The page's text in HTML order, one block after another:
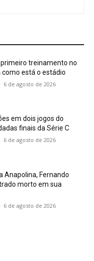
treinamento no
como está o estádio
- 6 de agosto de 2026
em dois jogos do
finais da Série C
- 6 de agosto de 2026
Anapolina, Fernando
morto em sua
- 6 de agosto de 2026